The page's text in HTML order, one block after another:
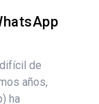
de
años,
ha